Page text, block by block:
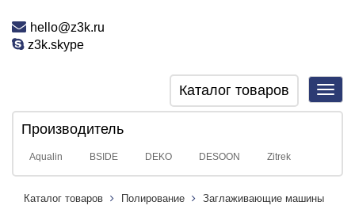
hello@z3k.ru
z3k.skype
Каталог товаров
Производитель
Aqualin BSIDE DEKO DESOON Zitrek
Каталог товаров Полирование Заглаживающие машины